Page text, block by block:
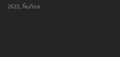
2633, Ñuñoa.